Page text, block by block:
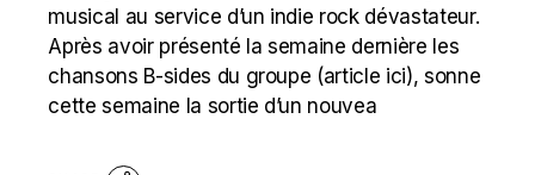
musical au service d’un indie rock dévastateur.
Après avoir présenté la semaine dernière les
chansons B-sides du groupe (article ici), sonne
cette semaine la sortie d’un nouvea